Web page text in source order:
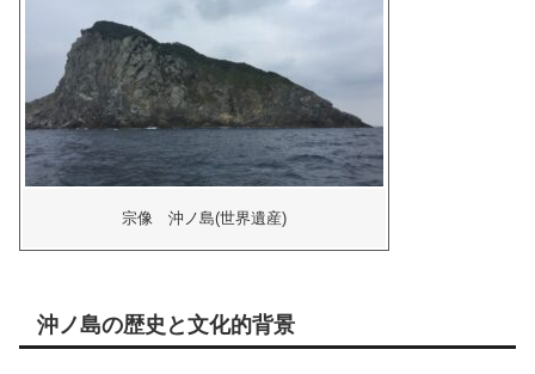
宗像 沖ノ島(世界遺産)
沖ノ島の歴史と文化的背景